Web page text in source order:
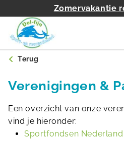
Zomervakantie
Terug
Verenigingen &
Een overzicht van onze
vind je hieronder:
Sportfondsen Nederland